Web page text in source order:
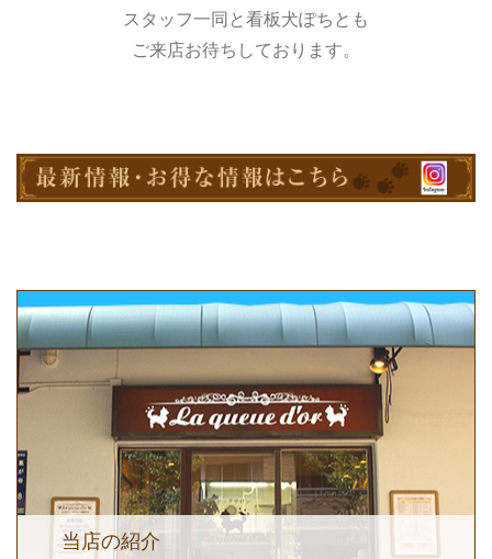
スタッフ一同と看板犬ぽちとも
ご来店お待ちしております。
当店の紹介